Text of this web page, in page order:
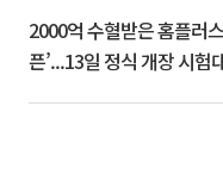
2000억 수혈받은 홈플러
픈’...13일 정식 개장 시험